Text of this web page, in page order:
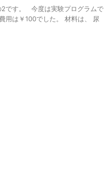
2です。 今度は実験プログラムで
用は￥100でした。 材料は、 尿